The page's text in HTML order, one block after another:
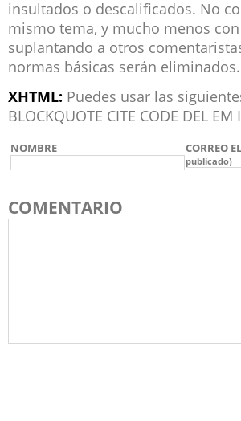
insultados o descalificados. No
mismo tema, y mucho menos
suplantando a otros
normas básicas serán eliminados.
XHTML: Puedes usar las
BLOCKQUOTE CITE CODE DEL
NOMBRE CORREO
publicado)
COMENTARIO